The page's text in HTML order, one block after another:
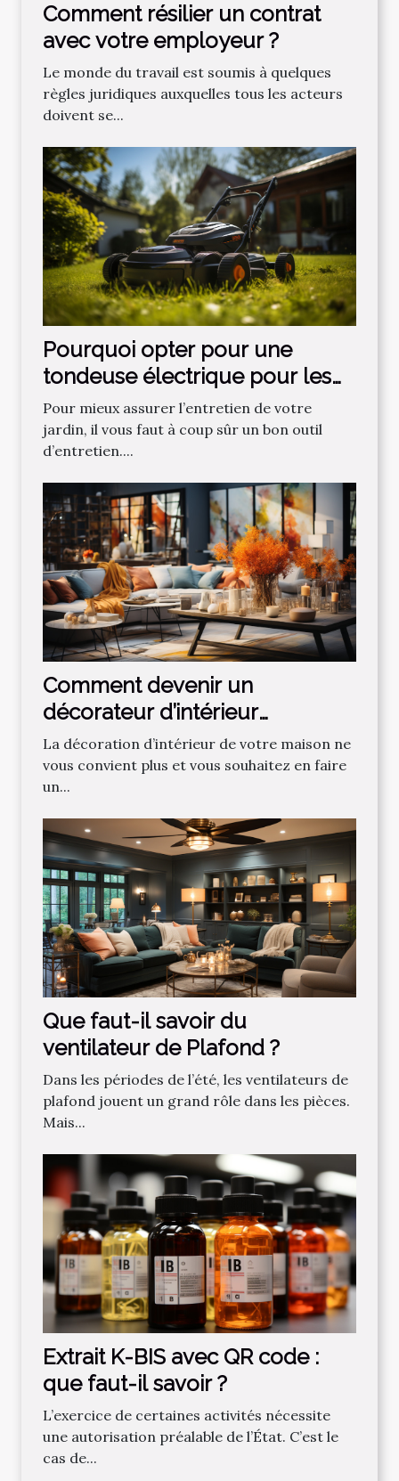
Comment résilier un contrat
avec votre employeur ?
Le monde du travail est soumis à quelques
règles juridiques auxquelles tous les acteurs
doivent se...
Pourquoi opter pour une
tondeuse électrique pour les
gazons ?
Pour mieux assurer l’entretien de votre
jardin, il vous faut à coup sûr un bon outil
d’entretien....
Comment devenir un
décorateur d’intérieur
professionnel ?
La décoration d’intérieur de votre maison ne
vous convient plus et vous souhaitez en faire
un...
Que faut-il savoir du
ventilateur de Plafond ?
Dans les périodes de l’été, les ventilateurs de
plafond jouent un grand rôle dans les pièces.
Mais...
Extrait K-BIS avec QR code :
que faut-il savoir ?
L’exercice de certaines activités nécessite
une autorisation préalable de l’État. C’est le
cas de...